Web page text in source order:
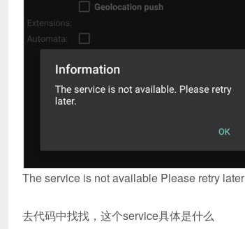
The service is not available Please retry later
去代码中找找，这个service具体是什么